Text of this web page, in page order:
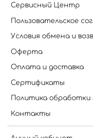
Сервисный Центр
Пользовательское
Условия обмена и
Оферта
Оплата и доставка
Сертификаты
Политика обработки
Контакты